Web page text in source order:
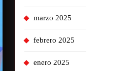
marzo 2025
febrero 2025
enero 2025